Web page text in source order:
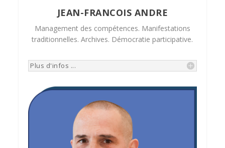
JEAN-FRANCOIS ANDRE
Management des compétences. Manifestations
traditionnelles. Archives. Démocratie participative.
Plus d'infos ...